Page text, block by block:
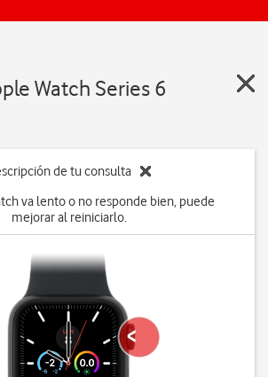
Watch Series 6
de tu consulta
va lento o no responde bien, puede
mejorar al reiniciarlo.